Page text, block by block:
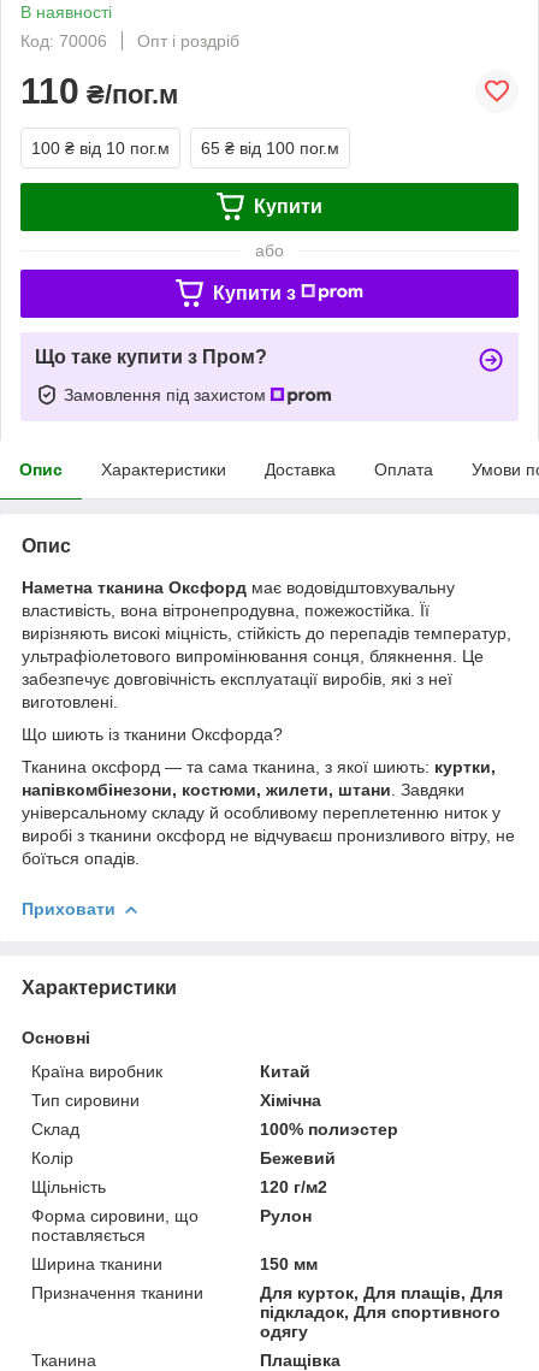
В наявності
Код: 70006
Опт і роздріб
110 ₴/пог.м
100 ₴ від 10 пог.м 65 ₴ від 100 пог.м
Купити
або
Купити з
Що таке купити з Пром?
Замовлення під захистом
Опис Характеристики Доставка Оплата Умови
Опис
Наметна тканина Оксфорд має водовідштовхувальну
властивість, вона вітронепродувна, пожежостійка. Її
вирізняють високі міцність, стійкість до перепадів температур,
ультрафіолетового випромінювання сонця, блякнення. Це
забезпечує довговічність експлуатації виробів, які з неї
виготовлені.
Що шиють із тканини Оксфорда?
Тканина оксфорд — та сама тканина, з якої шиють: куртки,
напівкомбінезони, костюми, жилети, штани . Завдяки
універсальному складу й особливому переплетенню ниток у
виробі з тканини оксфорд не відчуваєш пронизливого вітру, не
боїться опадів.
Приховати
Характеристики
Основні
Країна виробник
Китай
Тип сировини
Хімічна
Склад
100% полиэстер
Колір
Бежевий
Щільність
120 г/м2
Форма сировини, що
поставляється
Рулон
Ширина тканини
150 мм
Призначення тканини
Для курток, Для плащів, Для
підкладок, Для спортивного
одягу
Тканина
Плащівка